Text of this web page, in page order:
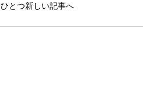
ひとつ新しい記事へ